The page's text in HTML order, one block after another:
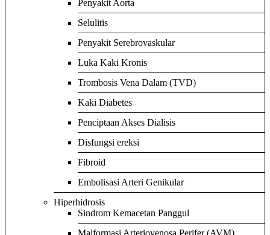
Penyakit Aorta
Selulitis
Penyakit Serebrovaskular
Luka Kaki Kronis
Trombosis Vena Dalam (TVD)
Kaki Diabetes
Penciptaan Akses Dialisis
Disfungsi ereksi
Fibroid
Embolisasi Arteri Genikular
Hiperhidrosis
Sindrom Kemacetan Panggul
Malformasi Arteriovenosa Perifer (AVM)